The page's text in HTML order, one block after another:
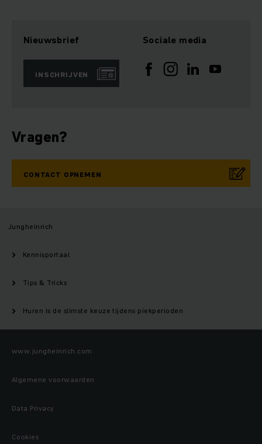
Nieuwsbrief
INSCHRIJVEN
Sociale media
Vragen?
CONTACT OPNEMEN
Jungheinrich
Kennisportaal
Tips & Tricks
Huren is de slimste keuze tijdens piekperioden
www.jungheinrich.com
Algemene voorwaarden
Data Privacy
Cookies